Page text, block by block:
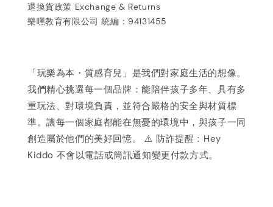
退換貨政策 Exchange & Returns
樂嘿教育有限公司 統編：94131455
「玩樂為本・質感育兒」是我們對家庭生活的想像。
我們精心挑選每一個品牌：能陪伴孩子多年、具有多
重玩法、對環境負責，並符合嚴格的安全與材質標
準。讓每一個家庭都能在無憂的環境中，與孩子一同
創造屬於他們的美好回憶。 ⚠️ 防詐提醒：Hey
Kiddo 不會以電話或簡訊通知變更付款方式。